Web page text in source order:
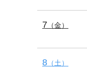
7 （金）
8 （土）